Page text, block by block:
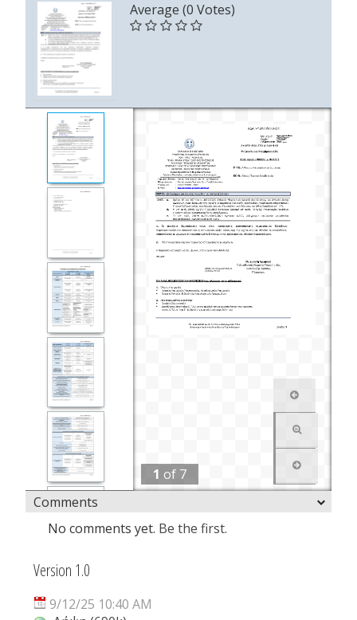
Average (0 Votes)
1 of 7
Comments
No comments yet. Be the first.
Version 1.0
9/12/25 10:40 AM